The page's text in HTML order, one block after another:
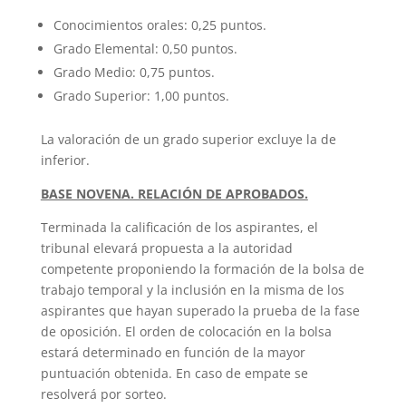
Conocimientos orales: 0,25 puntos.
Grado Elemental: 0,50 puntos.
Grado Medio: 0,75 puntos.
Grado Superior: 1,00 puntos.
La valoración de un grado superior excluye la de
inferior.
BASE NOVENA. RELACIÓN DE APROBADOS.
Terminada la calificación de los aspirantes, el
tribunal elevará propuesta a la autoridad
competente proponiendo la formación de la bolsa de
trabajo temporal y la inclusión en la misma de los
aspirantes que hayan superado la prueba de la fase
de oposición. El orden de colocación en la bolsa
estará determinado en función de la mayor
puntuación obtenida. En caso de empate se
resolverá por sorteo.